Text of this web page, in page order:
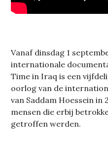
Vanaf dinsdag 1
internationale
Time in Iraq is een
oorlog van de
van Saddam Hoessein
mensen die erbij
getroffen werden.